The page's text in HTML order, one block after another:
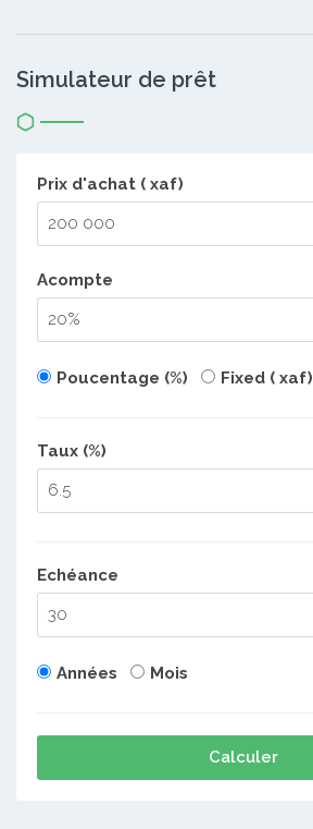
Simulateur de prêt
Prix d'achat ( xaf)
Acompte
Poucentage (%) Fixed ( xaf)
Taux (%)
Echéance
Années Mois
Calculer